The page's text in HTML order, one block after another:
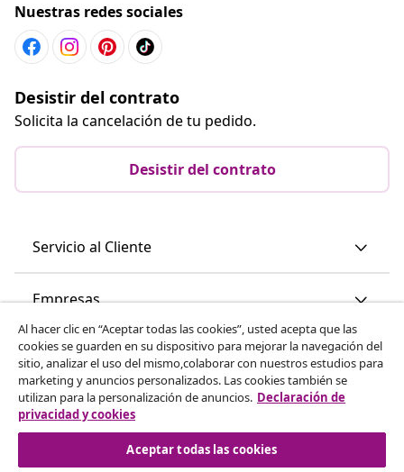
Nuestras redes sociales
Desistir del contrato
Solicita la cancelación de tu pedido.
Desistir del contrato
Servicio al Cliente
Empresas
vidaXL
Descubre mas
Al hacer clic en “Aceptar todas las cookies”, usted acepta que las
cookies se guarden en su dispositivo para mejorar la navegación del
sitio, analizar el uso del mismo,colaborar con nuestros estudios para
marketing y anuncios personalizados. Las cookies también se
utilizan para la personalización de anuncios. Declaración de
privacidad y cookies
Aceptar todas las cookies